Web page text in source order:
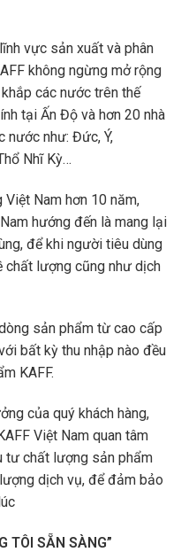
vực sản xuất và phân
không ngừng mở rộng
các nước trên thế
tại Ấn Độ và hơn 20 nhà
nước như: Đức, Ý,
Nhĩ Kỳ…
Nam hơn 10 năm,
hướng đến là mang lại
để khi người tiêu dùng
chất lượng cũng như dịch
sản phẩm từ cao cấp
bất kỳ thu nhập nào đều
KAFF.
của quý khách hàng,
Việt Nam quan tâm
tư chất lượng sản phẩm
dịch vụ, để đảm bảo
TÔI SẴN SÀNG”